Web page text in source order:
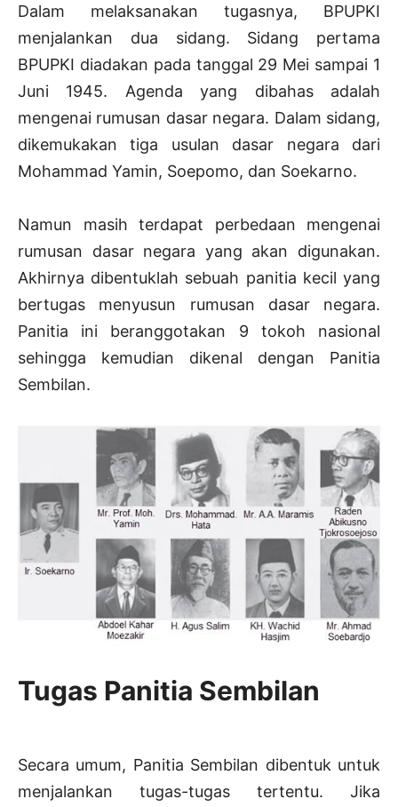
Dalam melaksanakan tugasnya, BPUPKI
menjalankan dua sidang. Sidang pertama
BPUPKI diadakan pada tanggal 29 Mei sampai 1
Juni 1945. Agenda yang dibahas adalah
mengenai rumusan dasar negara. Dalam sidang,
dikemukakan tiga usulan dasar negara dari
Mohammad Yamin, Soepomo, dan Soekarno.
Namun masih terdapat perbedaan mengenai
rumusan dasar negara yang akan digunakan.
Akhirnya dibentuklah sebuah panitia kecil yang
bertugas menyusun rumusan dasar negara.
Panitia ini beranggotakan 9 tokoh nasional
sehingga kemudian dikenal dengan Panitia
Sembilan.
Tugas Panitia Sembilan
Secara umum, Panitia Sembilan dibentuk untuk
menjalankan tugas-tugas tertentu. Jika